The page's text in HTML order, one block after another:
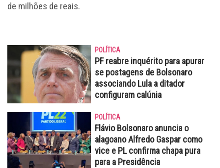
de milhões de reais.
POLÍTICA
PF reabre inquérito para apurar
se postagens de Bolsonaro
associando Lula a ditador
configuram calúnia
POLÍTICA
Flávio Bolsonaro anuncia o
alagoano Alfredo Gaspar como
vice e PL confirma chapa pura
para a Presidência